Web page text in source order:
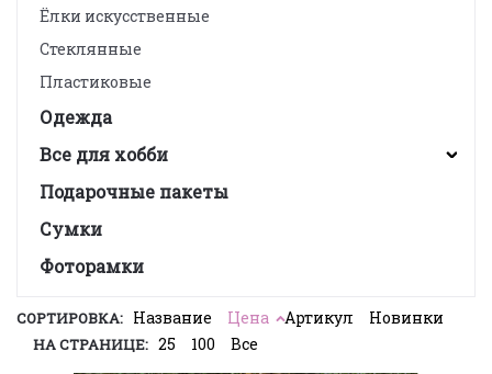
Ёлки искусственные
Стеклянные
Пластиковые
Одежда
Все для хобби
Подарочные пакеты
Сумки
Фоторамки
СОРТИРОВКА: Название Цена Артикул Новинки
НА СТРАНИЦЕ: 25 100 Все